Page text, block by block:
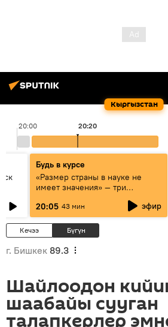
Кыргызстан
20:00 20:20
Будь в курсе
«Размер страны в науке не
имеет значения» — три
эксперта о сотрудничестве
России и Кыргызстана в
образовании и исследованиях
20:05 43 мин эфир
Кечээ Бүгүн
г. Бишкек 89.3
Шайлоодон
шаабайы сууган
талапкерлер